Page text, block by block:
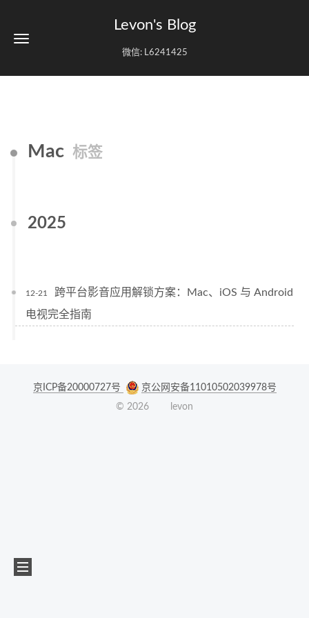
Levon's Blog
微信: L6241425
Mac 标签
2025
12-21
跨平台影音应用解锁方案：Mac、iOS 与 Android
电视完全指南
京ICP备20000727号
京公网安备11010502039978号
© 2026 levon